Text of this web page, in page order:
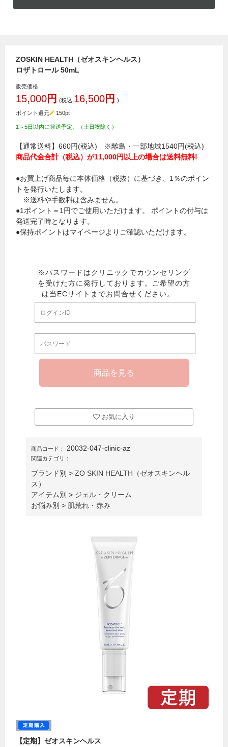
ZOSKIN HEALTH（ゼオスキンヘルス）
ロザトロール 50mL
販売価格
15,000円 (税込 16,500円 )
ポイント還元 150pt
1～5日以内に発送予定。（土日祝除く）
【通常送料】660円(税込) ※離島・一部地域1540円(税込)
商品代金合計（税込）が11,000円以上の場合は送料無料!
●お買上げ商品毎に本体価格（税抜）に基づき、1％のポイン
トを発行いたします。
※送料や手数料は含みません。
●1ポイント＝1円でご使用いただけます。 ポイントの付与は
発送完了時となります。
●保持ポイントはマイページよりご確認いただけます。
お気に入り
商品コード： 20032-047-clinic-az
関連カテゴリ：
ブランド別 >ZO SKIN HEALTH（ゼオスキンヘル
ス）
アイテム別 > ジェル・クリーム
お悩み別 > 肌荒れ・赤み
【定期】ゼオスキンヘルス